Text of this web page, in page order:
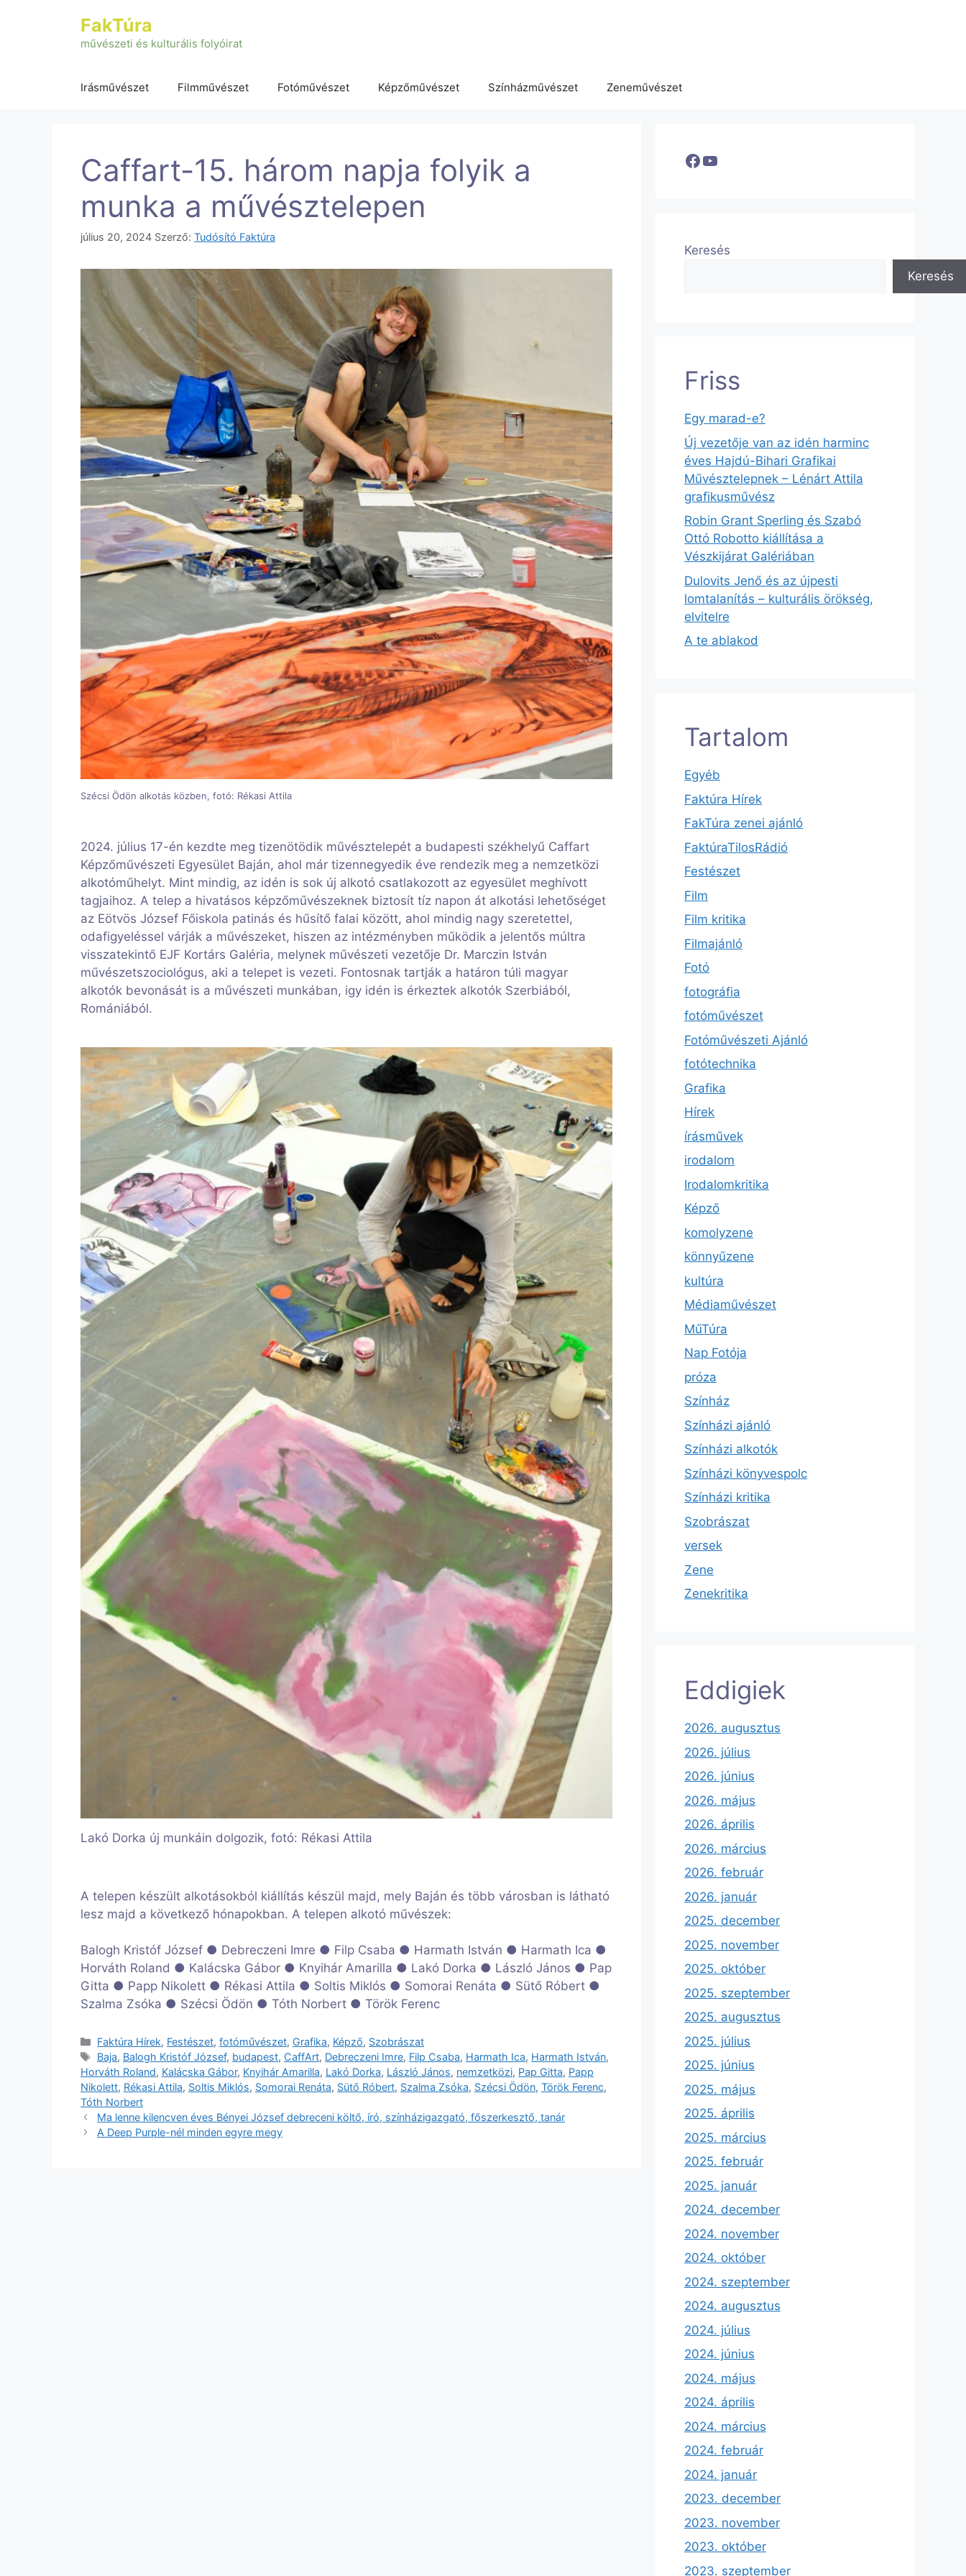
FakTúra
művészeti és kulturális folyóirat
Irásművészet Filmművészet Fotóművészet Képzőművészet Színházművészet Zeneművészet
Caffart-15. három napja folyik a
munka a művésztelepen
július 20, 2024 Szerző: Tudósító Faktúra
Szécsi Ödön alkotás közben, fotó: Rékasi Attila
2024. július 17-én kezdte meg tizenötödik művésztelepét a budapesti székhelyű Caffart
Képzőművészeti Egyesület Baján, ahol már tizennegyedik éve rendezik meg a nemzetközi
alkotóműhelyt. Mint mindig, az idén is sok új alkotó csatlakozott az egyesület meghívott
tagjaihoz. A telep a hivatásos képzőművészeknek biztosít tíz napon át alkotási lehetőséget
az Eötvös József Főiskola patinás és hűsítő falai között, ahol mindig nagy szeretettel,
odafigyeléssel várják a művészeket, hiszen az intézményben működik a jelentős múltra
visszatekintő EJF Kortárs Galéria, melynek művészeti vezetője Dr. Marczin István
művészetszociológus, aki a telepet is vezeti. Fontosnak tartják a határon túli magyar
alkotók bevonását is a művészeti munkában, igy idén is érkeztek alkotók Szerbiából,
Romániából.
Lakó Dorka új munkáin dolgozik, fotó: Rékasi Attila
A telepen készült alkotásokból kiállítás készül majd, mely Baján és több városban is látható
lesz majd a következő hónapokban. A telepen alkotó művészek:
Balogh Kristóf József ● Debreczeni Imre ● Filp Csaba ● Harmath István ● Harmath Ica ●
Horváth Roland ● Kalácska Gábor ● Knyihár Amarilla ● Lakó Dorka ● László János ● Pap
Gitta ● Papp Nikolett ● Rékasi Attila ● Soltis Miklós ● Somorai Renáta ● Sütő Róbert ●
Szalma Zsóka ● Szécsi Ödön ● Tóth Norbert ● Török Ferenc
Kategória
Faktúra Hírek, Festészet,fotóművészet, Grafika, Képző, Szobrászat
Címkék
Baja, Balogh Kristóf József, budapest, CaffArt, Debreczeni Imre, Filp Csaba, Harmath Ica, Harmath István,
Horváth Roland, Kalácska Gábor, Knyihár Amarilla, Lakó Dorka, László János, nemzetközi, Pap Gitta, Papp
Nikolett, Rékasi Attila, Soltis Miklós, Somorai Renáta, Sütő Róbert, Szalma Zsóka, Szécsi Ödön, Török Ferenc,
Tóth Norbert
Ma lenne kilencven éves Bényei József debreceni költő, író, színházigazgató, főszerkesztő, tanár
A Deep Purple-nél minden egyre megy
Facebook
YouTube
Keresés
Keresés
Friss
Egy marad-e?
Új vezetője van az idén harminc
éves Hajdú-Bihari Grafikai
Művésztelepnek – Lénárt Attila
grafikusművész
Robin Grant Sperling és Szabó
Ottó Robotto kiállítása a
Vészkijárat Galériában
Dulovits Jenő és az újpesti
lomtalanítás – kulturális örökség,
elvitelre
A te ablakod
Tartalom
Egyéb
Faktúra Hírek
FakTúra zenei ajánló
FaktúraTilosRádió
Festészet
Film
Film kritika
Filmajánló
Fotó
fotográfia
fotóművészet
Fotóművészeti Ajánló
fotótechnika
Grafika
Hírek
írásművek
irodalom
Irodalomkritika
Képző
komolyzene
könnyűzene
kultúra
Médiaművészet
MűTúra
Nap Fotója
próza
Színház
Színházi ajánló
Színházi alkotók
Színházi könyvespolc
Színházi kritika
Szobrászat
versek
Zene
Zenekritika
Eddigiek
2026. augusztus
2026. július
2026. június
2026. május
2026. április
2026. március
2026. február
2026. január
2025. december
2025. november
2025. október
2025. szeptember
2025. augusztus
2025. július
2025. június
2025. május
2025. április
2025. március
2025. február
2025. január
2024. december
2024. november
2024. október
2024. szeptember
2024. augusztus
2024. július
2024. június
2024. május
2024. április
2024. március
2024. február
2024. január
2023. december
2023. november
2023. október
2023. szeptember